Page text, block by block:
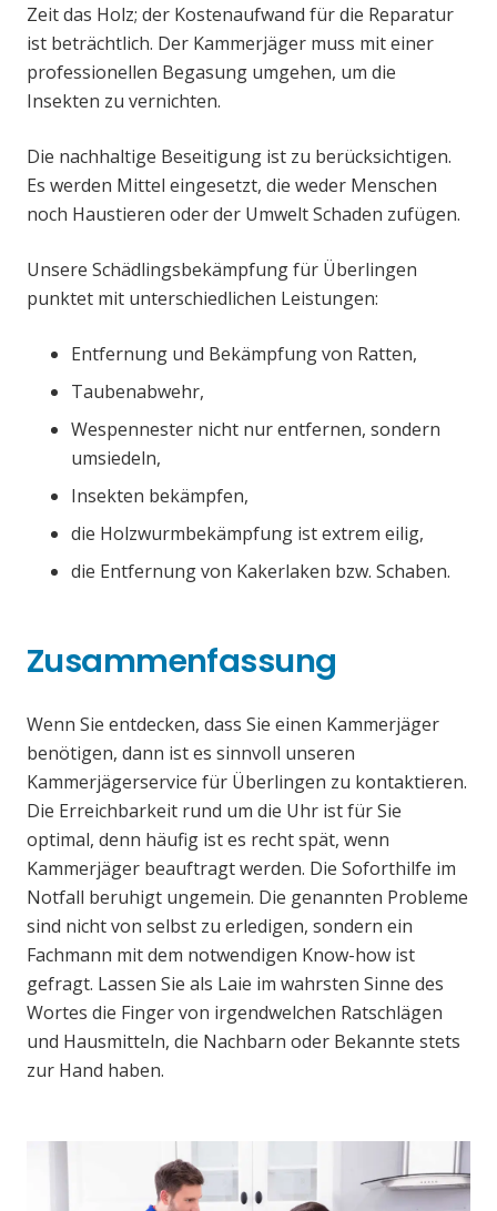
Zeit das Holz; der Kostenaufwand für die Reparatur
ist beträchtlich. Der Kammerjäger muss mit einer
professionellen Begasung umgehen, um die
Insekten zu vernichten.
Die nachhaltige Beseitigung ist zu berücksichtigen.
Es werden Mittel eingesetzt, die weder Menschen
noch Haustieren oder der Umwelt Schaden zufügen.
Unsere Schädlingsbekämpfung für Überlingen
punktet mit unterschiedlichen Leistungen:
Entfernung und Bekämpfung von Ratten,
Taubenabwehr,
Wespennester nicht nur entfernen, sondern
umsiedeln,
Insekten bekämpfen,
die Holzwurmbekämpfung ist extrem eilig,
die Entfernung von Kakerlaken bzw. Schaben.
Zusammenfassung
Wenn Sie entdecken, dass Sie einen Kammerjäger
benötigen, dann ist es sinnvoll unseren
Kammerjägerservice für Überlingen zu kontaktieren.
Die Erreichbarkeit rund um die Uhr ist für Sie
optimal, denn häufig ist es recht spät, wenn
Kammerjäger beauftragt werden. Die Soforthilfe im
Notfall beruhigt ungemein. Die genannten Probleme
sind nicht von selbst zu erledigen, sondern ein
Fachmann mit dem notwendigen Know-how ist
gefragt. Lassen Sie als Laie im wahrsten Sinne des
Wortes die Finger von irgendwelchen Ratschlägen
und Hausmitteln, die Nachbarn oder Bekannte stets
zur Hand haben.